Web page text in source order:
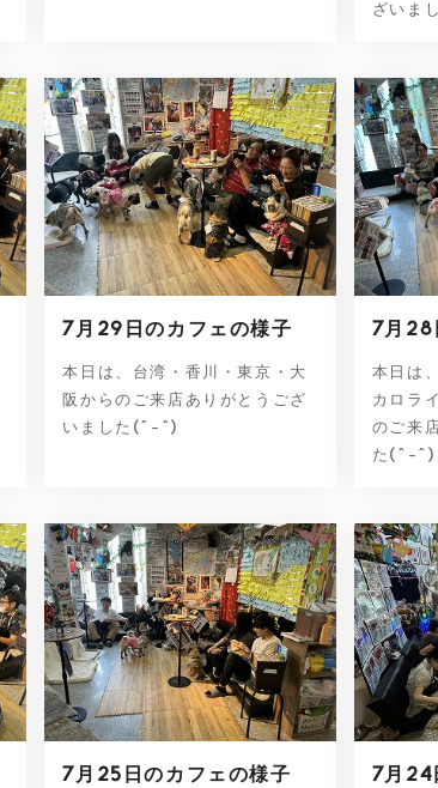
ざいま
7月29日のカフェの様子
本日は、台湾・香川・東京・大
阪からのご来店ありがとうござ
いました(^-^)
7月28
本日は
カロラ
のご来
た(^-^)
7月25日のカフェの様子 7月24